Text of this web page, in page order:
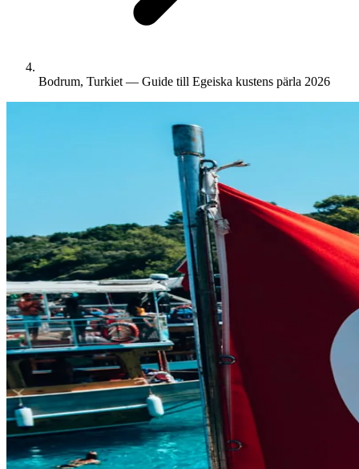
Bodrum, Turkiet — Guide till Egeiska kustens pärla 2026